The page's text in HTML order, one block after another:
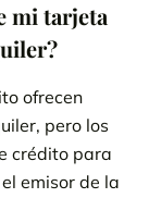
mi tarjeta
ofrecen
pero los
crédito para
emisor de la